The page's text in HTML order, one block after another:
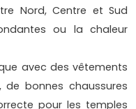
Nord, Centre et Sud
ou la chaleur
avec des vêtements
de bonnes chaussures
pour les temples